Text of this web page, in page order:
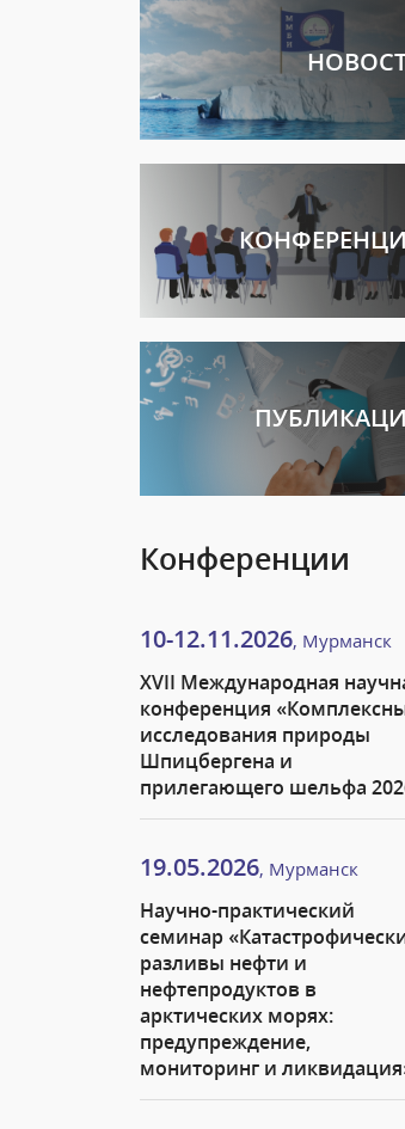
Конференции
10-12.11.2026, Мурманск
XVII Международная
конференция
исследования природы
Шпицбергена и
прилегающего шельфа
19.05.2026, Мурманск
Научно-практический
семинар
разливы нефти и
нефтепродуктов в
арктических морях:
предупреждение,
мониторинг и